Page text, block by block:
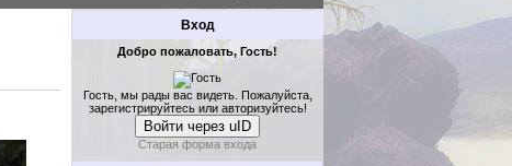
Вход
Добро пожаловать, Гость!
Гость, мы рады вас видеть. Пожалуйста,
зарегистрируйтесь или авторизуйтесь!
Войти через uID
Старая форма входа